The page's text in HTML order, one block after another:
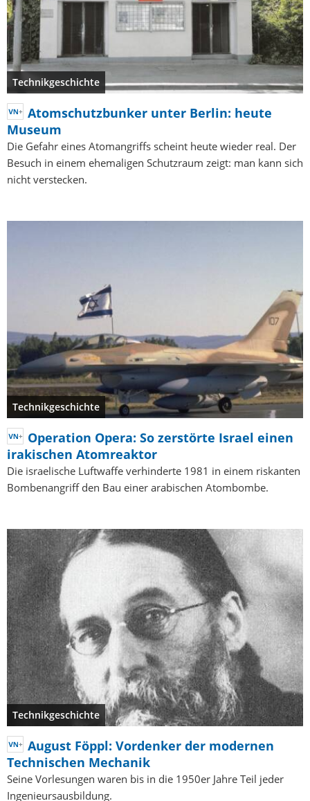
Technikgeschichte
Atomschutzbunker unter Berlin: heute
Museum
Die Gefahr eines Atomangriffs scheint heute wieder real. Der
Besuch in einem ehemaligen Schutzraum zeigt: man kann sich
nicht verstecken.
Technikgeschichte
Operation Opera: So zerstörte Israel einen
irakischen Atomreaktor
Die israelische Luftwaffe verhinderte 1981 in einem riskanten
Bombenangriff den Bau einer arabischen Atombombe.
Technikgeschichte
August Föppl: Vordenker der modernen
Technischen Mechanik
Seine Vorlesungen waren bis in die 1950er Jahre Teil jeder
Ingenieursausbildung.